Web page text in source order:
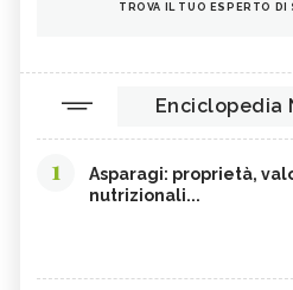
TROVA IL TUO ESPERTO DI
Enciclopedia
1
Asparagi: proprietà,
nutrizionali...